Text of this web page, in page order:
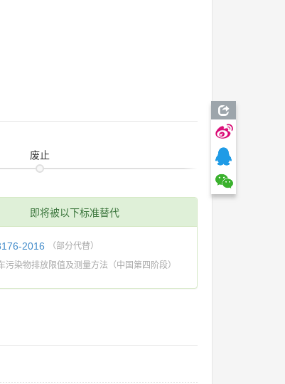
废止
即将被以下标准替代
2016 （部分代替）
污染物排放限值及测量方法（中国第四阶段）